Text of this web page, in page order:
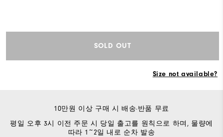
SOLD OUT
Size not available?
10만원 이상 구매 시 배송·반품 무료
평일 오후 3시 이전 주문 시 당일 출고를 원칙으로 하며, 물량에
따라 1~2일 내로 순차 발송